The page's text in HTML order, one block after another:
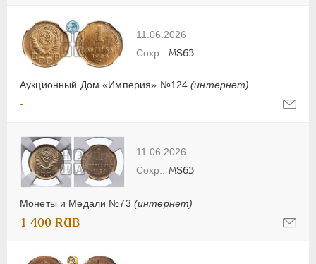
11.06.2026
Аукционный Дом «Империя» №124(интернет)
MS63
-
11.06.2026
Монеты и Медали №73 (интернет)
MS63
1 400 RUB